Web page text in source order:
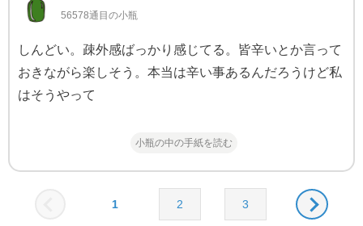
56578通目の小瓶
しんどい。疎外感ばっかり感じてる。皆辛いとか言って
おきながら楽しそう。本当は辛い事あるんだろうけど私
はそうやって
小瓶の中の手紙を読む
1 2 3